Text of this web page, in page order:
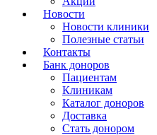
Новости
Новости клиники
Полезные статьи
Контакты
Банк доноров
Пациентам
Клиникам
Каталог доноров
Доставка
Стать донором